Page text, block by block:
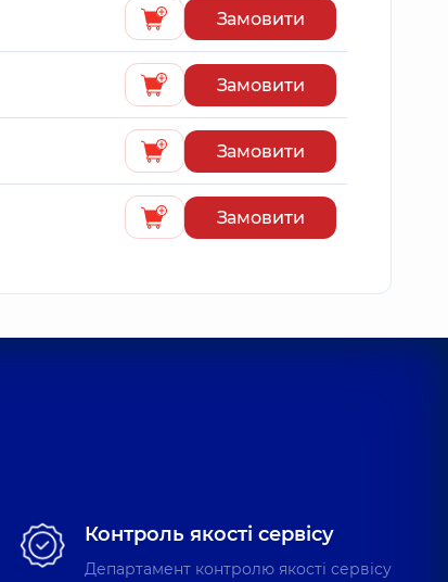
Замовити
Замовити
Замовити
Замовити
Контроль якості сервісу
Департамент контролю якості сервісу